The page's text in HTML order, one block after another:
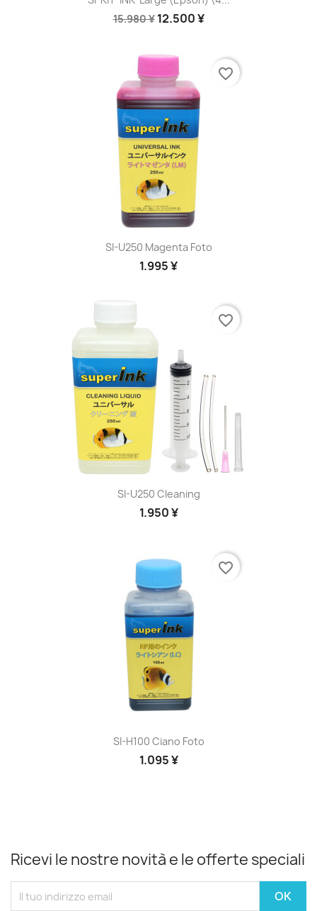
15.980 ¥ 12.500 ¥
SI-U250 Magenta Foto
1.995 ¥
favorite_border
SI-U250 Cleaning
1.950 ¥
favorite_border
SI-H100 Ciano Foto
1.095 ¥
favorite_border
Ricevi le nostre novità e le offerte speciali